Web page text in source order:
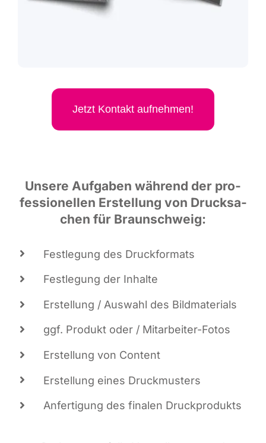
Jetzt Kon­takt aufnehmen!
Unse­re Auf­ga­ben wäh­rend der pro­
fes­sio­nel­len Erstel­lung von Druck­sa­
chen für Braunschweig:
Fest­le­gung des Druckformats
Fest­le­gung der Inhalte
Erstel­lung / Aus­wahl des Bildmaterials
ggf. Pro­dukt oder / Mitarbeiter-Fotos
Erstel­lung von Content
Erstel­lung eines Druckmusters
Anfer­ti­gung des fina­len Druckprodukts